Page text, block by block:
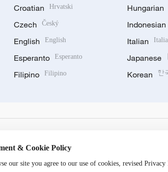
Croatian Hrvatski
Czech Český
English English
Esperanto Esperanto
Filipino Filipino
Hungarian
Indonesian
Italian
Japanese
Korean 한
& Cookie Policy
our site you agree to our use of cookies, revised